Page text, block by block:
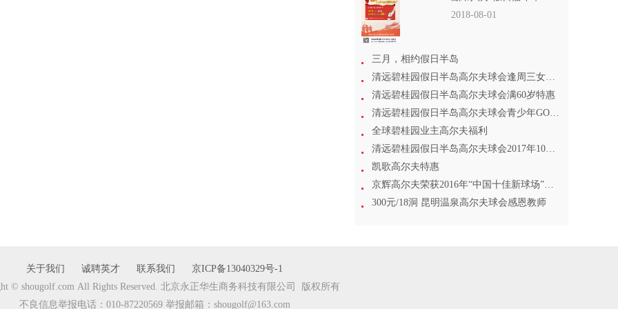
2018-08-01
三月，相约假日半岛
清远碧桂园假日半岛高尔夫球会逢周三女士尊享
清远碧桂园假日半岛高尔夫球会满60岁特惠
清远碧桂园假日半岛高尔夫球会青少年GOLF专场
全球碧桂园业主高尔夫福利
清远碧桂园假日半岛高尔夫球会2017年10月1日起打球特惠
凯歌高尔夫特惠
京辉高尔夫荣获2016年“中国十佳新球场”称号
300元/18洞 昆明温泉高尔夫球会感恩教师
关于我们 诚聘英才 联系我们
京ICP备13040329号-1
© shougolf.com All Rights Reserved. 北京永正华生商务科技有限公司 版权所有
不良信息举报电话：010-87220569 举报邮箱：shougolf@163.com